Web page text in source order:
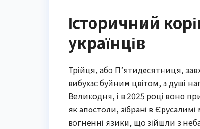
Історичний
українців
Трійця, або П’ятидесятниця,
вибухає буйним цвітом, а душі
Великодня, і в 2025 році воно
як апостоли, зібрані в
вогненні язики, що зійшли з